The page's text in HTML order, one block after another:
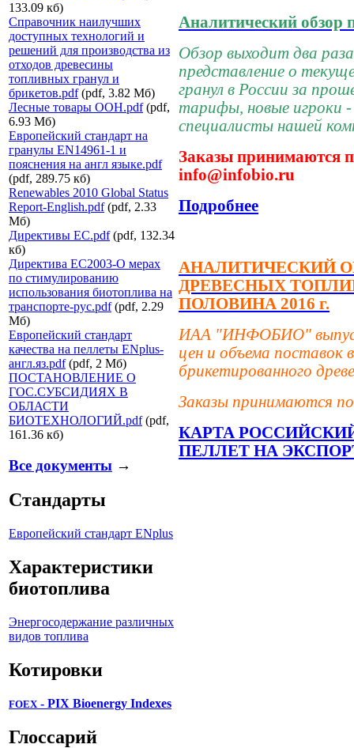
133.09 кб)
Справочник наилучших
доступных технологий и
решений для производства из
отходов древесины
топливных гранул и
брикетов.pdf(pdf, 3.82 Мб)
Лесные товары ООН.pdf(pdf,
6.93 Мб)
Европейский стандарт на
гранулы EN14961-1 и
пояснения на англ языке.pdf
(pdf, 289.75 кб)
Renewables 2010 Global Status
Report-English.pdf(pdf, 2.33
Мб)
Директивы ЕС.pdf(pdf, 132.34
кб)
Директива ЕС2003-О мерах
по стимулированию
использования биотоплива на
транспорте-рус.pdf(pdf, 2.29
Мб)
Европейский стандарт
качества на пеллеты ENplus-
англ.яз.pdf(pdf, 2 Мб)
ПОСТАНОВЛЕНИЕ О
ГОС.СУБСИДИЯХ В
ОБЛАСТИ
БИОТЕХНОЛОГИЙ.pdf(pdf,
161.36 кб)
Все документы →
Стандарты
Европейский стандарт ENplus
Характеристики
биотоплива
Энергосодержание различных
видов топлива
Котировки
FOEX - PIX Bioenergy Indexes
Глоссарий
Аналитический обзор
Обзор выходит два
представление о
гранул в России за
тарифы, новые игроки
специалисты нашей
Заказы принимаются
info@infobio.ru
Подробнее
АНАЛИТИЧЕСКИЙ
ДРЕВЕСНЫХ
ПОЛОВИНА 2016 г.
ИАА "ИНФОБИО"
цен и объема
брикетированного
Заказы принимаются
КАРТА
ПЕЛЛЕТ НА